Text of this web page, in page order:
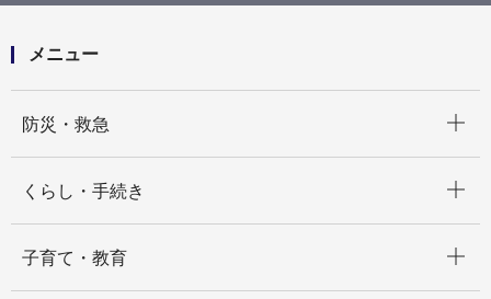
メニュー
防災・救急
くらし・手続き
子育て・教育